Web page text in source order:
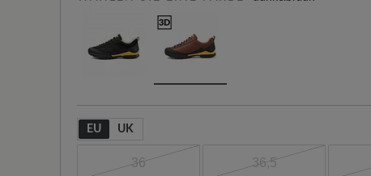
EU UK
36 36,5